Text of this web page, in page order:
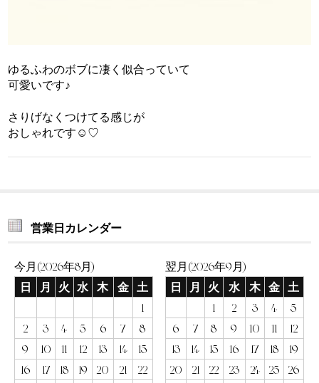
ゆるふわのボブに凄く似合っていて
可愛いです♪
さりげなくつけてる感じが
おしゃれです☺︎♡
営業日カレンダー
今月(2026年8月)
日
月 火 水 木 金
土
1
2
3 4 5 6 7
8
9
10 11 12 13 14
15
16
17 18 19 20 21
22
翌月(2026年9月)
日
月 火 水 木 金
土
1
2 3 4
5
6
7 8 9 10 11
12
13
14 15 16 17 18
19
20
21 22 23 24 25
26